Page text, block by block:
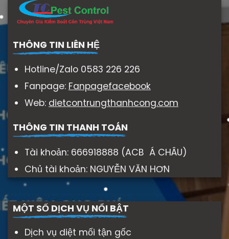
THÔNG TIN LIÊN HỆ
Hotline/Zalo 0583 226 226
Fanpage: Fanpagefacebook
Web: dietcontrungthanhcong.com
THÔNG TIN THANH TOÁN
Tài khoản: 666918888 (ACB Á CHÂU)
Chủ tài khoản: NGUYỄN VĂN HƠN
MỘT SỐ DỊCH VỤ NỔI BẬT
Dịch vụ diệt mối tận gốc